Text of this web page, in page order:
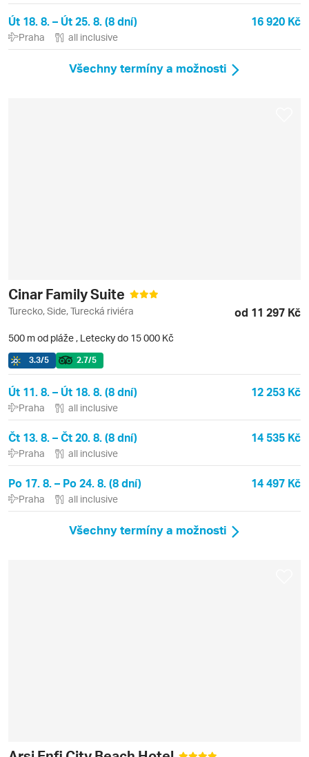
Út 18. 8. – Út 25. 8. (8 dní) 16 920 Kč
Praha all inclusive
Všechny termíny a možnosti
Cinar Family Suite
Turecko, Side, Turecká riviéra od 11 297 Kč
500 m od pláže , Letecky do 15 000 Kč
3.3/5 2.7/5
Út 11. 8. – Út 18. 8. (8 dní) 12 253 Kč
Praha all inclusive
Čt 13. 8. – Čt 20. 8. (8 dní) 14 535 Kč
Praha all inclusive
Po 17. 8. – Po 24. 8. (8 dní) 14 497 Kč
Praha all inclusive
Všechny termíny a možnosti